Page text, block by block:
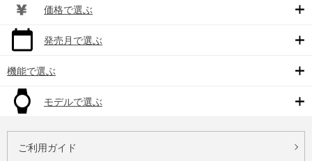
価格で選ぶ
発売月で選ぶ
機能で選ぶ
モデルで選ぶ
ご利用ガイド